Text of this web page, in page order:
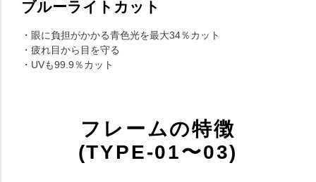
ブルーライトカット
・眼に負担がかかる青色光を最大34％カット
・疲れ目から目を守る
・UVも99.9％カット
フレームの特徴
(TYPE-01〜03)